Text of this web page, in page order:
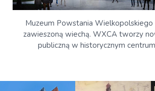
Muzeum Powstania
zawieszoną wiechą. WXCA tworzy
publiczną w historycznym